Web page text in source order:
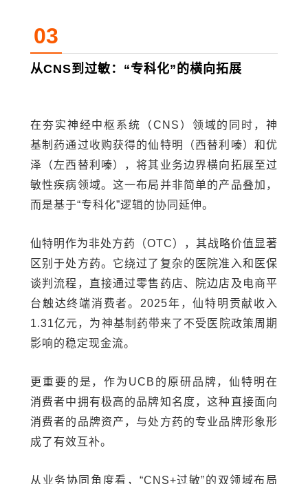
03
从CNS到过敏：“专科化”的横向拓展
在夯实神经中枢系统（CNS）领域的同时，神
基制药通过收购获得的仙特明（西替利嗪）和优
泽（左西替利嗪），将其业务边界横向拓展至过
敏性疾病领域。这一布局并非简单的产品叠加，
而是基于“专科化”逻辑的协同延伸。
仙特明作为非处方药（OTC），其战略价值显著
区别于处方药。它绕过了复杂的医院准入和医保
谈判流程，直接通过零售药店、院边店及电商平
台触达终端消费者。2025年，仙特明贡献收入
1.31亿元，为神基制药带来了不受医院政策周期
影响的稳定现金流。
更重要的是，作为UCB的原研品牌，仙特明在
消费者中拥有极高的品牌知名度，这种直接面向
消费者的品牌资产，与处方药的专业品牌形象形
成了有效互补。
从业务协同角度看，“CNS+过敏”的双领域布局